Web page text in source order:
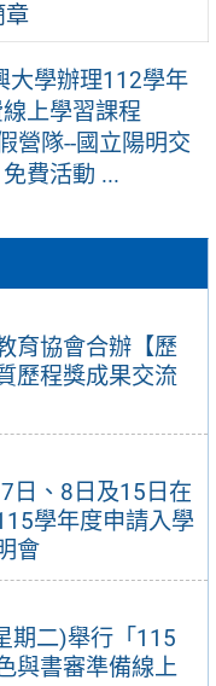
育協會合辦【歷
歷程獎成果交流
日、8日及15日在
學年度申請入學
會
期二)舉行「115
與書審準備線上
章
大學辦理112學年
上學習課程
營隊--國立陽明交
費活動 ...